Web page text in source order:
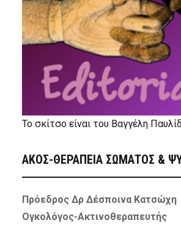
Το σκίτσο είναι του Βαγγέλη
ΑΚΟΣ-ΘΕΡΑΠΕΙΑ ΣΩΜΑΤΟΣ &
Πρόεδρος Δρ Δέσποινα Κατσώχη
Ογκολόγος-Ακτινοθεραπευτής